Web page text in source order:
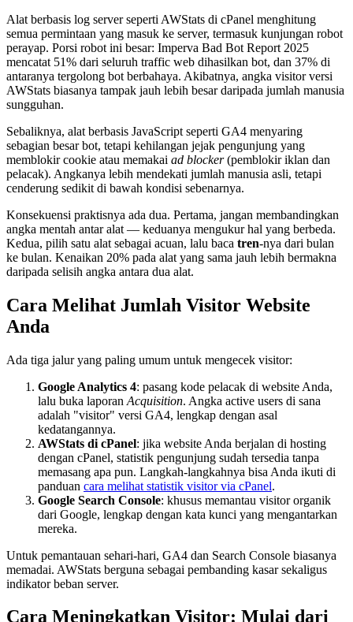
Alat berbasis log server seperti AWStats di cPanel menghitung
semua permintaan yang masuk ke server, termasuk kunjungan robot
perayap. Porsi robot ini besar: Imperva Bad Bot Report 2025
mencatat 51% dari seluruh traffic web dihasilkan bot, dan 37% di
antaranya tergolong bot berbahaya. Akibatnya, angka visitor versi
AWStats biasanya tampak jauh lebih besar daripada jumlah manusia
sungguhan.
Sebaliknya, alat berbasis JavaScript seperti GA4 menyaring
sebagian besar bot, tetapi kehilangan jejak pengunjung yang
memblokir cookie atau memakai ad blocker(pemblokir iklan dan
pelacak). Angkanya lebih mendekati jumlah manusia asli, tetapi
cenderung sedikit di bawah kondisi sebenarnya.
Konsekuensi praktisnya ada dua. Pertama, jangan membandingkan
angka mentah antar alat — keduanya mengukur hal yang berbeda.
Kedua, pilih satu alat sebagai acuan, lalu baca tren-nya dari bulan
ke bulan. Kenaikan 20% pada alat yang sama jauh lebih bermakna
daripada selisih angka antara dua alat.
Cara Melihat Jumlah Visitor Website
Anda
Ada tiga jalur yang paling umum untuk mengecek visitor:
Google Analytics 4: pasang kode pelacak di website Anda,
lalu buka laporan Acquisition. Angka active users di sana
adalah "visitor" versi GA4, lengkap dengan asal
kedatangannya.
AWStats di cPanel: jika website Anda berjalan di hosting
dengan cPanel, statistik pengunjung sudah tersedia tanpa
memasang apa pun. Langkah-langkahnya bisa Anda ikuti di
panduan cara melihat statistik visitor via cPanel.
Google Search Console: khusus memantau visitor organik
dari Google, lengkap dengan kata kunci yang mengantarkan
mereka.
Untuk pemantauan sehari-hari, GA4 dan Search Console biasanya
memadai. AWStats berguna sebagai pembanding kasar sekaligus
indikator beban server.
Cara Meningkatkan Visitor: Mulai dari